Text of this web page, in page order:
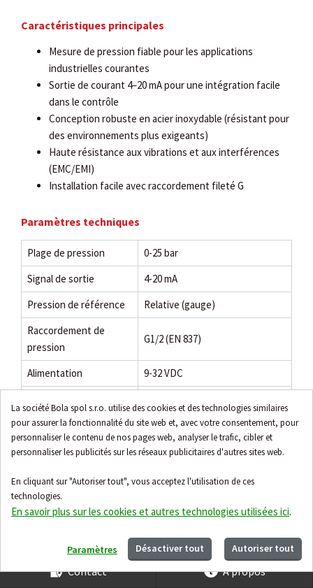
La société Bola spol s.r.o. utilise des cookies et des technologies similaires
pour assurer la fonctionnalité du site web et, avec votre consentement, pour
personnaliser le contenu de nos pages web, analyser le trafic, cibler et
personnaliser les publicités sur les réseaux publicitaires d'autres sites web.
En cliquant sur "Autoriser tout", vous acceptez l'utilisation de ces
technologies.
En savoir plus sur les cookies et autres technologies utilisées ici.
Paramètres Désactiver tout Autoriser tout
Caractéristiques principales
Mesure de pression fiable pour les applications
industrielles courantes
Sortie de courant 4–20 mA pour une intégration facile
dans le contrôle
Conception robuste en acier inoxydable (résistant pour
des environnements plus exigeants)
Haute résistance aux vibrations et aux interférences
(EMC/EMI)
Installation facile avec raccordement fileté G
Paramètres techniques
Plage de pression
0-25 bar
Signal de sortie
4-20 mA
Pression de référence
Relative (gauge)
Raccordement de
pression
G1/2 (EN 837)
Alimentation
9-32 VDC
Matériau du corps /
parties mouillées
Acier inoxydable AISI 316L
Connexion électrique
(Pg 9 / DIN 43650-A)
Certification
Évalué UL : Oui
Contact À propos